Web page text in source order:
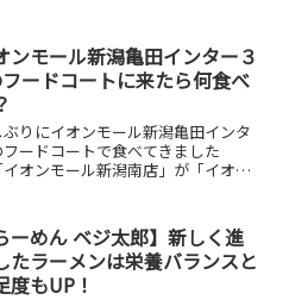
ンモール新潟亀田インター３
ードコートに来たら何食べ
りにイオンモール新潟亀田インタ
フードコートで食べてきました
オンモール新潟南店」が「イオン
！！教えてくれた方、ありがとうご
ましたm(_ ...
ーめん ベジ太郎】新しく進
たラーメンは栄養バランスと
度もUP！